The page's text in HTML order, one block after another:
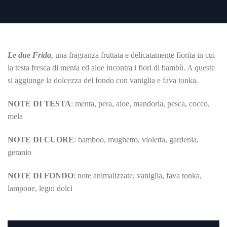
Le due Frida, una fragranza fruttata e delicatamente fiorita in cui
la testa fresca di menta ed aloe incontra i fiori di bambù. A queste
si aggiunge la dolcezza del fondo con vaniglia e fava tonka.
NOTE DI TESTA: menta, pera, aloe, mandorla, pesca, cocco,
mela
NOTE DI CUORE: bamboo, mughetto, violetta, gardenia,
geranio
NOTE DI FONDO: note animalizzate, vaniglia, fava tonka,
lampone, legni dolci